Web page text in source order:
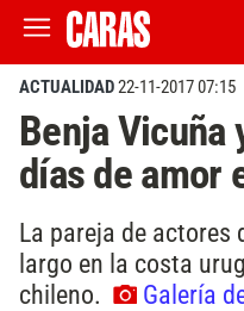
ACTUALIDAD22-11-2017 07:15
Benja Vicuña
días de amor
La pareja de actores
largo en la costa
chileno.
Galería